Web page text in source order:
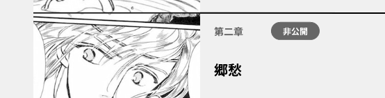
第二章 非公開
郷愁